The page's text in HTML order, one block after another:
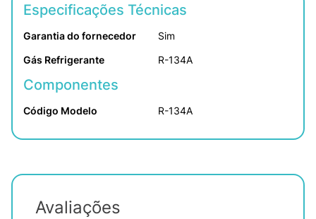
Especificações Técnicas
Garantia do fornecedor
Sim
Gás Refrigerante
R-134A
Componentes
Código Modelo R-134A
Avaliações